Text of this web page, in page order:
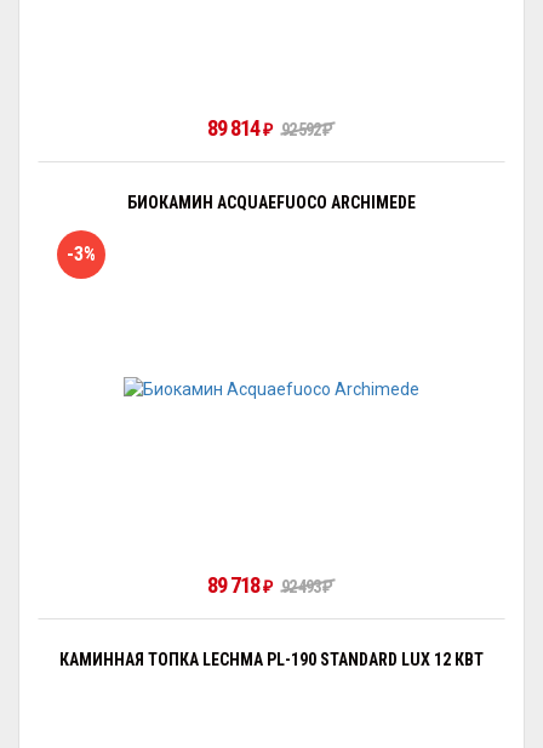
89 814₽ 92 592₽
БИОКАМИН ACQUAEFUOCO ARCHIMEDE
-3%
89 718₽ 92 493₽
КАМИННАЯ ТОПКА LECHMA PL-190 STANDARD LUX 12 КВТ